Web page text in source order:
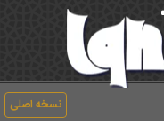
نسخه اصلی